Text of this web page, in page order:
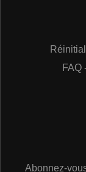
FAQ
Abonnez-